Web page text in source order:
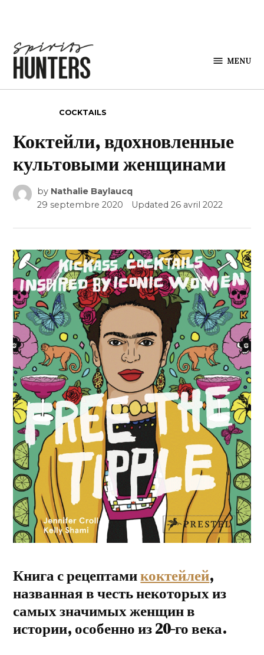
MENU
COCKTAILS
Коктейли, вдохновленные
культовыми женщинами
by Nathalie Baylaucq
29 septembre 2020
Updated26 avril 2022
Книга с рецептамикоктейлей,
названная в честь некоторых из
самых значимых женщин в
истории, особенно из 20-го века.